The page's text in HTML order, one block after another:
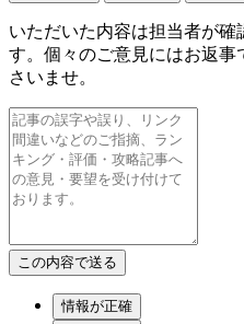
いただいた内容は担当者が確
す。個々のご意見にはお返
さいませ。
情報が正確